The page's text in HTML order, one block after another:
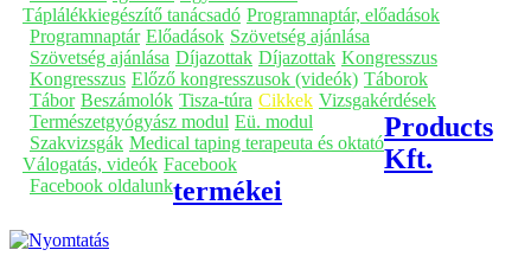
Táplálékkiegészítő tanácsadó Programnaptár, előadások
Programnaptár Előadások Szövetség ajánlása
Szövetség ajánlása Díjazottak Díjazottak Kongresszus
Kongresszus Előző kongresszusok (videók) Táborok
Tábor Beszámolók Tisza-túra Cikkek Vizsgakérdések
Természetgyógyász modul Eü. modul
Szakvizsgák Medical taping terapeuta és oktató
Válogatás, videók Facebook
Facebook oldalunk
Products
Kft.
termékei